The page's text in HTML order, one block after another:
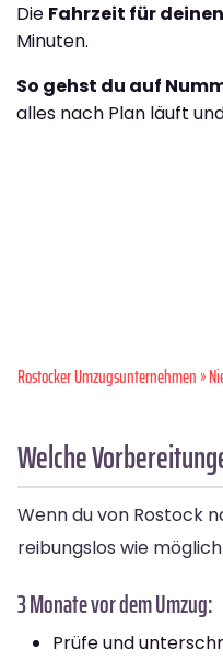
Die Fahrzeit für
Minuten.
So gehst du auf
alles nach Plan läuft
Rostocker Umzugsunternehmen»
Welche
Wenn du von Rostock
reibungslos wie
3 Monate vor dem Umzug:
Prüfe und